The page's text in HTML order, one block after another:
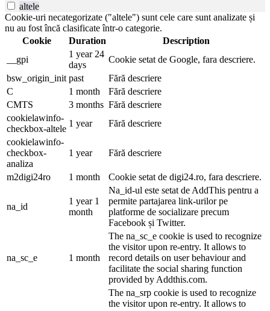
altele
Cookie-uri necategorizate ("altele") sunt cele care sunt analizate și
nu au fost încă clasificate într-o categorie.
Cookie
Duration
Description
__gpi
1 year 24
days
Cookie setat de Google, fara descriere.
bsw_origin_init past
Fără descriere
C
1 month
Fără descriere
CMTS
3 months Fără descriere
cookielawinfo-
checkbox-altele
1 year
Fără descriere
cookielawinfo-
checkbox-
analiza
1 year Fără descriere
m2digi24ro 1 month Cookie setat de digi24.ro, fara descriere.
na_id
1 year 1
month
Na_id-ul este setat de AddThis pentru a
permite partajarea link-urilor pe
platforme de socializare precum
Facebook și Twitter.
na_sc_e 1 month
The na_sc_e cookie is used to recognize
the visitor upon re-entry. It allows to
record details on user behaviour and
facilitate the social sharing function
provided by Addthis.com.
The na_srp cookie is used to recognize
the visitor upon re-entry. It allows to